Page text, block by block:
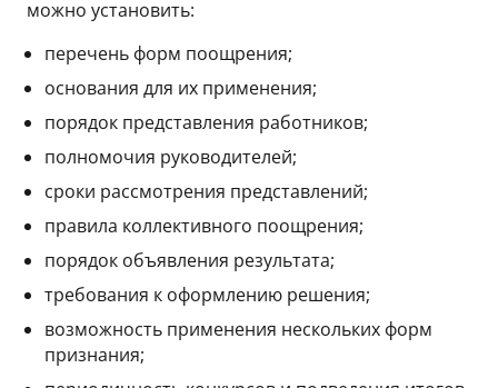
можно установить:
перечень форм поощрения;
основания для их применения;
порядок представления работников;
полномочия руководителей;
сроки рассмотрения представлений;
правила коллективного поощрения;
порядок объявления результата;
требования к оформлению решения;
возможность применения нескольких форм
признания;